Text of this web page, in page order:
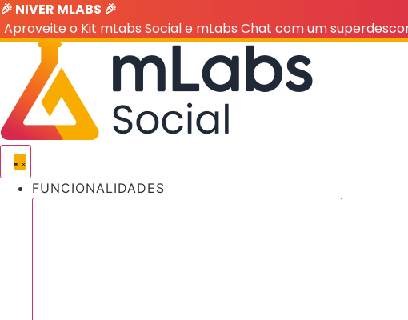
Ir
para
conteúdo
🎉 NIVER MLABS 🎉
Aproveite o Kit mLabs Social e mLabs Chat com um
FUNCIONALIDADES